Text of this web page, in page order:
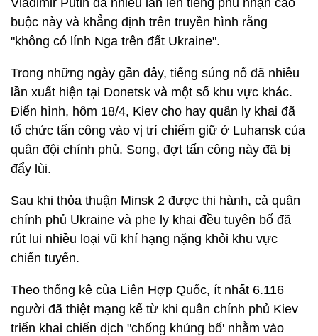
Vladimir Putin đã nhiều lần lên tiếng phủ nhận cáo
buộc này và khẳng định trên truyền hình rằng
"không có lính Nga trên đất Ukraine".
Trong những ngày gần đây, tiếng súng nổ đã nhiều
lần xuất hiện tại Donetsk và một số khu vực khác.
Điển hình, hôm 18/4, Kiev cho hay quân ly khai đã
tổ chức tấn công vào vị trí chiếm giữ ở Luhansk của
quân đội chính phủ. Song, đợt tấn công này đã bị
đẩy lùi.
Sau khi thỏa thuận Minsk 2 được thi hành, cả quân
chính phủ Ukraine và phe ly khai đều tuyên bố đã
rút lui nhiều loại vũ khí hạng nặng khỏi khu vực
chiến tuyến.
Theo thống kê của Liên Hợp Quốc, ít nhất 6.116
người đã thiệt mạng kể từ khi quân chính phủ Kiev
triển khai chiến dịch "chống khủng bố' nhằm vào